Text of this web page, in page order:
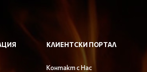
КЛИЕНТСКИ ПОРТАЛ
Контакт с Нас